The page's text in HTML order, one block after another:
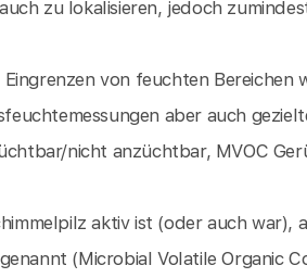
zu lokalisieren, jedoch
von feuchten Bereichen
aber auch
nicht anzüchtbar, MVOC
aktiv ist (oder auch war),
(Microbial Volatile Organic